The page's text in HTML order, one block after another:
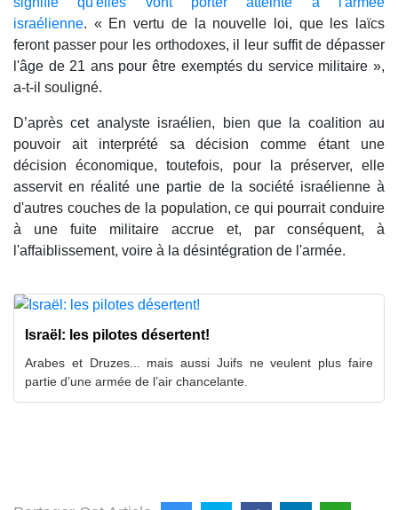
israélienne. « En vertu de la nouvelle loi, que les laïcs
feront passer pour les orthodoxes, il leur suffit de dépasser
l'âge de 21 ans pour être exemptés du service militaire »,
a-t-il souligné.
D’après cet analyste israélien, bien que la coalition au
pouvoir ait interprété sa décision comme étant une
décision économique, toutefois, pour la préserver, elle
asservit en réalité une partie de la société israélienne à
d'autres couches de la population, ce qui pourrait conduire
à une fuite militaire accrue et, par conséquent, à
l'affaiblissement, voire à la désintégration de l'armée.
Israël: les pilotes désertent!
Arabes et Druzes... mais aussi Juifs ne veulent plus faire
partie d’une armée de l’air chancelante.